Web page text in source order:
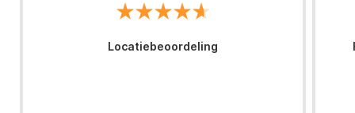
Locatiebeoordeling